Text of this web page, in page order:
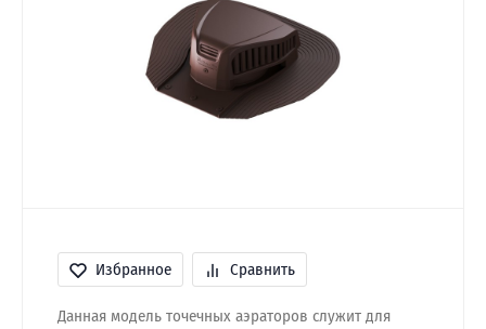
Избранное Сравнить
Данная модель точечных аэраторов служит для